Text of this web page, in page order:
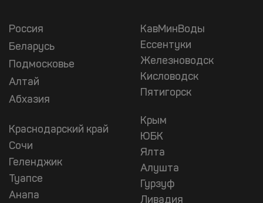
Россия
Беларусь
Подмосковье
Алтай
Абхазия
Краснодарский край
Сочи
Геленджик
Туапсе
Анапа
КавМинВоды
Ессентуки
Железноводск
Кисловодск
Пятигорск
Крым
ЮБК
Ялта
Алушта
Гурзуф
Ливадия